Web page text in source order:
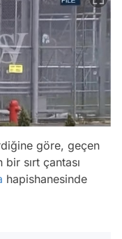
göre, geçen
sırt çantası
hapishanesinde